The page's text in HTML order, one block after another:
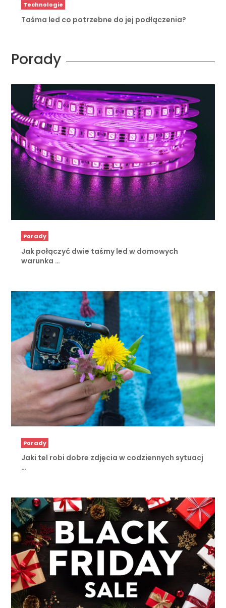
Technologie
Taśma led co potrzebne do jej podłączenia?
Porady
Porady
Jak połączyć dwie taśmy led w domowych
warunka …
Porady
Jaki tel robi dobre zdjęcia w codziennych sytuacj
…